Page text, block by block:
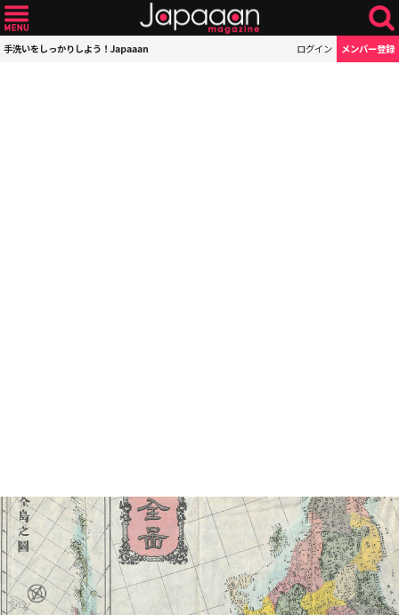
手洗いをしっかりしよう！Japaaan ログイン メンバー登録